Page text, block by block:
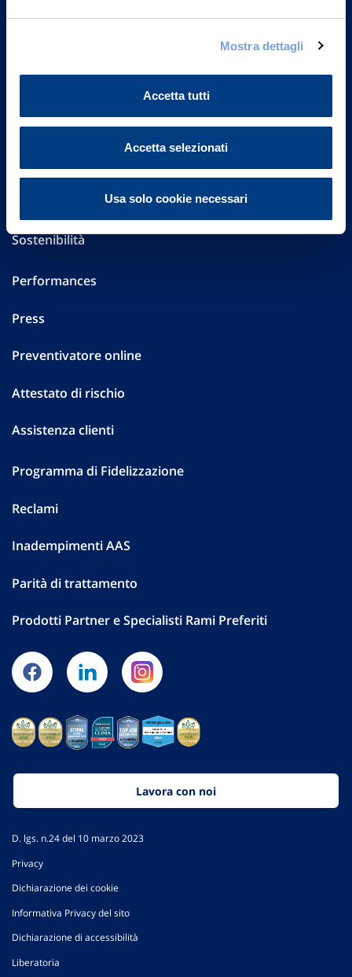
Mostra dettagli
Accetta tutti
Accetta selezionati
Usa solo cookie necessari
Via Ignazio Gardella, 2
Governance
Investor Relations
Altre informazioni
Sostenibilità
Performances
Press
Preventivatore online
Attestato di rischio
Assistenza clienti
Programma di Fidelizzazione
Reclami
Inadempimenti AAS
Parità di trattamento
Prodotti Partner e Specialisti Rami Preferiti
Lavora con noi
D. lgs. n.24 del 10 marzo 2023
Privacy
Dichiarazione dei cookie
Informativa Privacy del sito
Dichiarazione di accessibilità
Liberatoria